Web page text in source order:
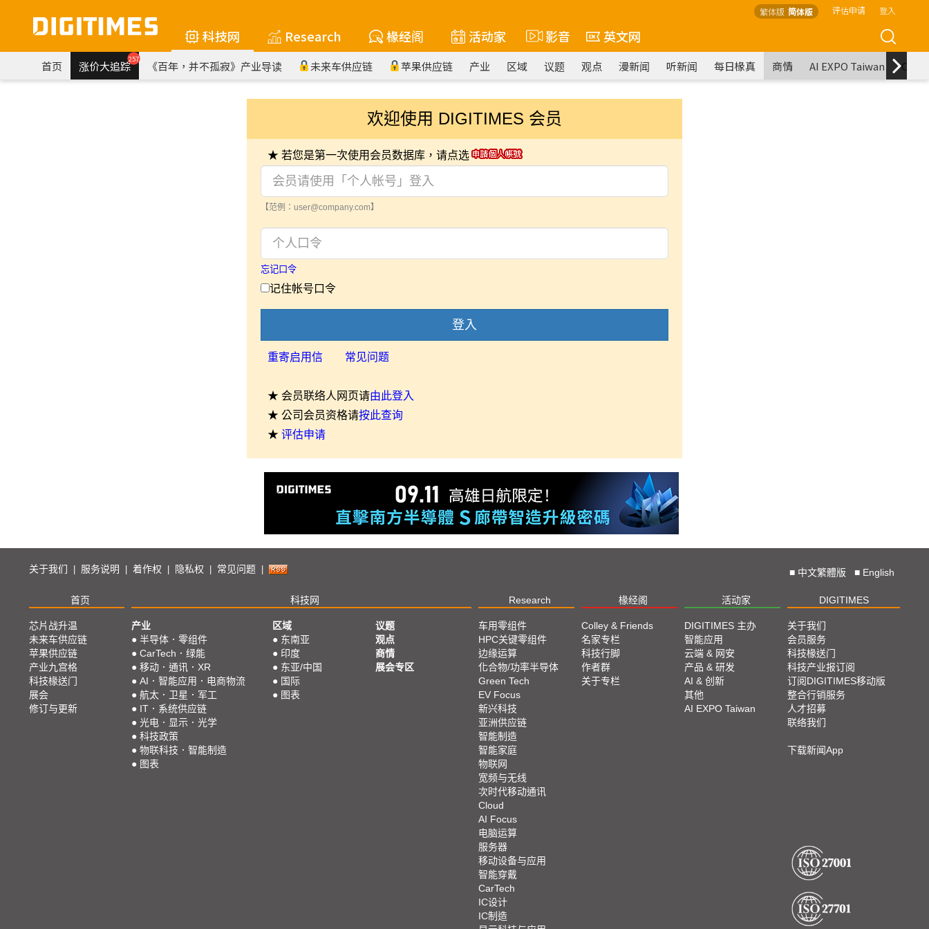
繁体版 简体版 评估申请 登入
科技网 Research 椽经阁 活动家 影音 英文网
首页 涨价大追踪257 《百年，并不孤寂》产业导读 未来车供应链 苹果供应链 产业 区域 议题 观点 漫新闻 听新闻 每日椽真 商情 AI EXPO Taiwan
欢迎使用 DIGITIMES 会员
★ 若您是第一次使用会员数据库，请点选
【范例：user@company.com】
忘记口令
记住帐号口令
登入
重寄启用信 常见问题
★ 会员联络人网页请由此登入
★ 公司会员资格请按此查询
★ 评估申请
关于我们 服务说明 着作权 隐私权 常见问题 ■ 中文繁體版 ■ English
首页 科技网 Research 椽经阁 活动家 DIGITIMES
芯片战升温
未来车供应链
苹果供应链
产业九宫格
科技椽送门
展会
修订与更新
产业
● 半导体．零组件
● CarTech．绿能
● 移动．通讯．XR
● AI．智能应用．电商物流
● 航太．卫星．军工
● IT．系统供应链
● 光电．显示．光学
● 科技政策
● 物联科技．智能制造
● 图表
区域
● 东南亚
● 印度
● 东亚/中国
● 国际
● 图表
议题
观点
商情
展会专区
车用零组件
HPC关键零组件
边缘运算
化合物/功率半导体
Green Tech
EV Focus
新兴科技
亚洲供应链
智能制造
智能家庭
物联网
宽频与无线
次时代移动通讯
Cloud
AI Focus
电脑运算
服务器
移动设备与应用
智能穿戴
CarTech
IC设计
IC制造
Colley & Friends
名家专栏
科技行脚
作者群
关于专栏
DIGITIMES 主办
智能应用
云端 & 网安
产品 & 研发
AI & 创新
其他
AI EXPO Taiwan
关于我们
会员服务
科技椽送门
科技产业报订阅
订阅DIGITIMES移动版
整合行销服务
人才招募
联络我们
下载新闻App